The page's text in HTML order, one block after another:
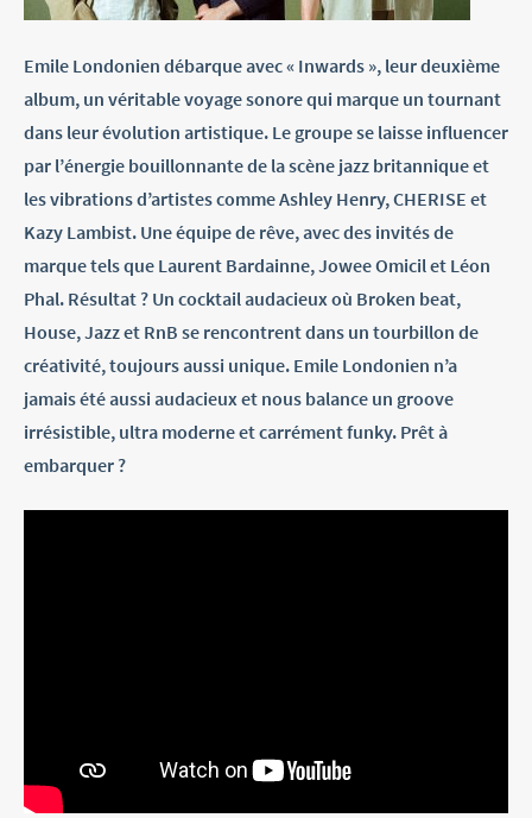
Emile Londonien débarque avec « Inwards », leur deuxième
album, un véritable voyage sonore qui marque un tournant
dans leur évolution artistique. Le groupe se laisse influencer
par l’énergie bouillonnante de la scène jazz britannique et
les vibrations d’artistes comme Ashley Henry, CHERISE et
Kazy Lambist. Une équipe de rêve, avec des invités de
marque tels que Laurent Bardainne, Jowee Omicil et Léon
Phal. Résultat ? Un cocktail audacieux où Broken beat,
House, Jazz et RnB se rencontrent dans un tourbillon de
créativité, toujours aussi unique. Emile Londonien n’a
jamais été aussi audacieux et nous balance un groove
irrésistible, ultra moderne et carrément funky. Prêt à
embarquer ?